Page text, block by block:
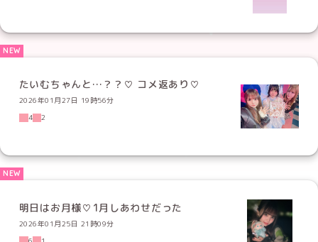
たいむちゃんと…？？♡ コメ返あり♡
2026年01月27日 19時56分
4
2
明日はお月様♡1月しあわせだった
2026年01月25日 21時09分